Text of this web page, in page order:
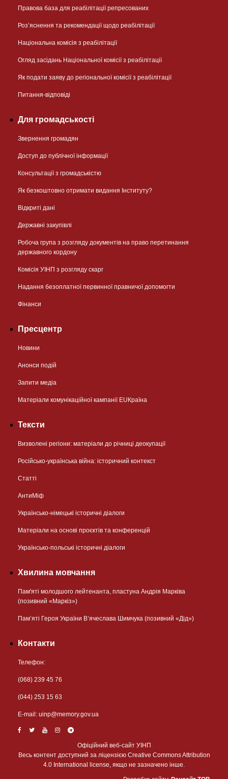
Правова база для реабілітації репресованих
Розʼяснення та рекомендації щодо реабілітації
Національна комісія з реабілітації
Огляд засідань Національної комісії з реабілітації
Як подати заяву до регіональної комісії з реабілітації
Питання-відповіді
Для громадськості
Звернення громадян
Доступ до публічної інформації
Консультації з громадськістю
Як безкоштовно отримати видання Інституту?
Відкриті дані
Державні закупівлі
Робоча група з розгляду документів на право перетинання
державного кордону
Комісія УІНП з розгляду скарг
Надання безоплатної первинної правничої допомогти
Фінанси
Пресцентр
Новини
Анонси подій
Запити медіа
Матеріали комунікаційної кампанії EUКраїна
Тексти
Визволені регіони: матеріали до річниці деокупації
Російсько-українська війна: історичний контекст
Статті
АнтиМіф
Українсько-німецькі історичні діалоги
Матеріали на основі проєктів та конференцій
Українсько-польські історичні діалоги
Хвилина мовчання
Пам'яті молодшого лейтенанта, пластуна Андрія Марківа
(позивний «Маркіз»)
Пам’яті Героя України В’ячеслава Шимчука (позивний «Дід»)
Контакти
Телефон:
(068) 239 45 76
(044) 253 15 63
Е-mail: uinp@memory.gov.ua
Офіційний веб-сайт УІНП
Весь контент доступний за ліцензією Creative Commons Attribution
4.0 International license, якщо не зазначено інше.